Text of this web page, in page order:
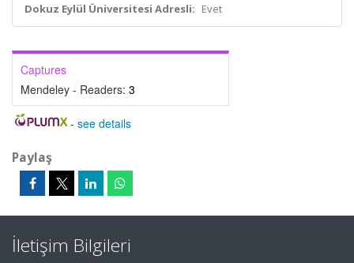
Dokuz Eylül Üniversitesi Adresli: Evet
Captures
Mendeley - Readers: 3
- see details
Paylaş
İletişim Bilgileri